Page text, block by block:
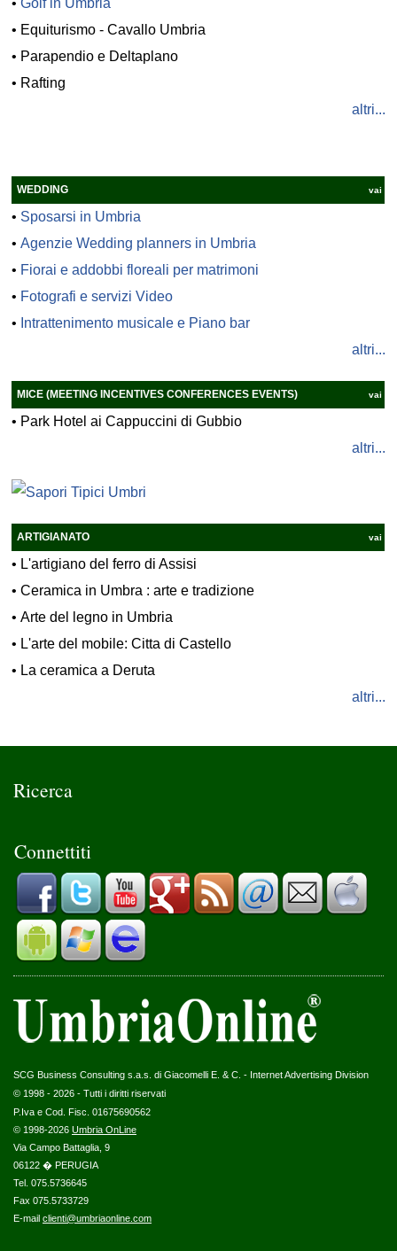
• Equiturismo - Cavallo Umbria
• Parapendio e Deltaplano
• Rafting
altri...
WEDDING vai
• Sposarsi in Umbria
•Agenzie Wedding planners in Umbria
• Fiorai e addobbi floreali per matrimoni
• Fotografi e servizi Video
• Intrattenimento musicale e Piano bar
altri...
MICE (MEETING INCENTIVES CONFERENCES EVENTS) vai
• Park Hotel ai Cappuccini di Gubbio
altri...
ARTIGIANATO vai
• L'artigiano del ferro di Assisi
•Ceramica in Umbra : arte e tradizione
•Arte del legno in Umbria
• L'arte del mobile: Citta di Castello
• La ceramica a Deruta
altri...
Ricerca
Connettiti
SCG Business Consulting s.a.s. di Giacomelli E. & C. - Internet Advertising Division
© 1998 - 2026 - Tutti i diritti riservati
P.Iva e Cod. Fisc. 01675690562
© 1998-2026 Umbria OnLine
Via Campo Battaglia, 9
06122 � PERUGIA
Tel. 075.5736645
Fax 075.5733729
E-mail clienti@umbriaonline.com